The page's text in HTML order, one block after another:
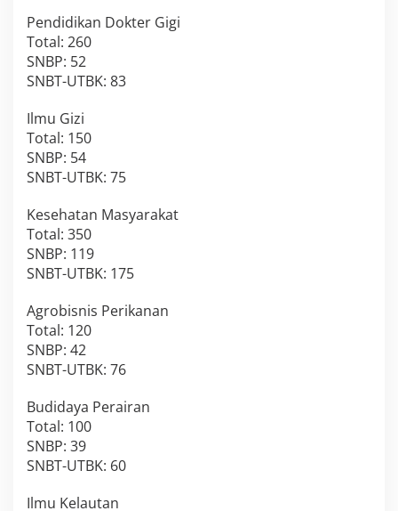
Pendidikan Dokter Gigi
Total: 260
SNBP: 52
SNBT-UTBK: 83
Ilmu Gizi
Total: 150
SNBP: 54
SNBT-UTBK: 75
Kesehatan Masyarakat
Total: 350
SNBP: 119
SNBT-UTBK: 175
Agrobisnis Perikanan
Total: 120
SNBP: 42
SNBT-UTBK: 76
Budidaya Perairan
Total: 100
SNBP: 39
SNBT-UTBK: 60
Ilmu Kelautan